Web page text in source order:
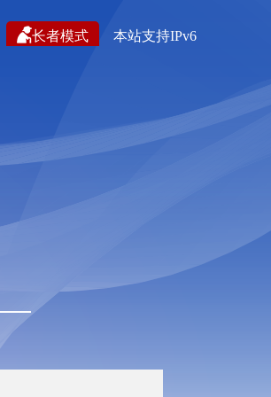
长者模式 本站支持IPv6